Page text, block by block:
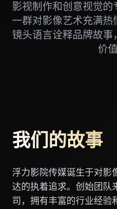
影视制作和创意视觉
一群对影像艺术充满热
镜头语言诠释品牌故
价值
我们的故事
浮力影院传媒诞生于对影
达的执着追求。创始团队
司，拥有丰富的行业经验